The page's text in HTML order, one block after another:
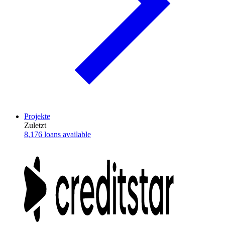
Projekte
Zuletzt
8,176 loans available